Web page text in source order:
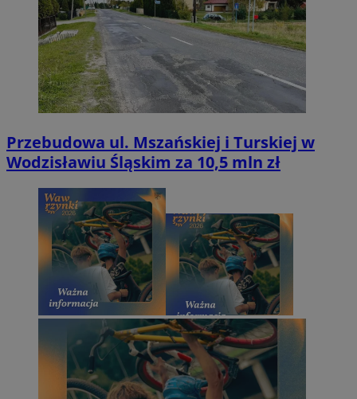
Przebudowa ul. Mszańskiej i Turskiej w
Wodzisławiu Śląskim za 10,5 mln zł